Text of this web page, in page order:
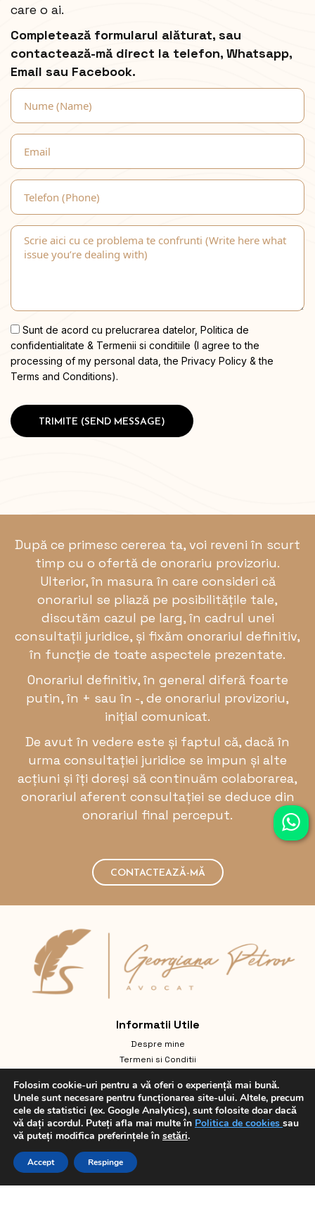
care o ai.
Completează formularul alăturat, sau
contactează-mă direct la telefon, Whatsapp,
Email sau Facebook.
Sunt de acord cu prelucrarea datelor, Politica de
confidentialitate & Termenii si conditiile (I agree to the
processing of my personal data, the Privacy Policy & the
Terms and Conditions).
După ce primesc cererea ta, voi reveni în scurt
timp cu o ofertă de onorariu provizoriu.
Ulterior, în masura în care consideri că
onorariul se pliază pe posibilitățile tale,
discutăm cazul pe larg, în cadrul unei
consultații juridice, și fixăm onorariul definitiv,
în funcție de toate aspectele prezentate.
Onorariul definitiv, în general diferă foarte
putin, în + sau în -, de onorariul provizoriu,
inițial comunicat.
De avut în vedere este și faptul că, dacă în
urma consultației juridice se impun și alte
acțiuni și îți doreși să continuăm colaborarea,
onorariul aferent consultației se deduce din
onorariul final perceput.
CONTACTEAZĂ-MĂ
Informatii Utile
Despre mine
Termeni si Conditii
Politică de confidențialitate GDPR
Domenii de practică
Politica Cookies
Contact
Folosim cookie-uri pentru a vă oferi o experiență mai bună.
Unele sunt necesare pentru funcționarea site-ului. Altele, precum
cele de statistici (ex. Google Analytics), sunt folosite doar dacă
vă dați acordul. Puteți afla mai multe în Politica de cookies sau
vă puteți modifica preferințele în setări.
Accept Respinge